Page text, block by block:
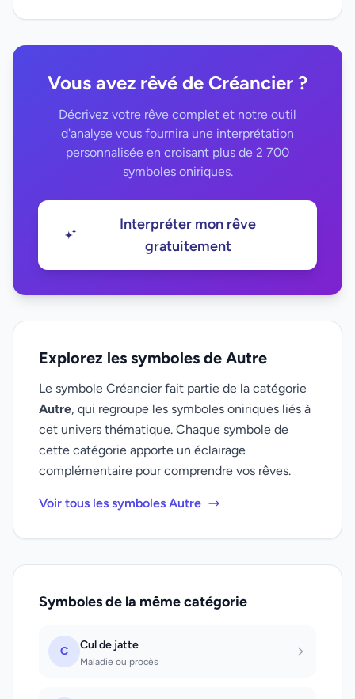
Vous avez rêvé de Créancier ?
Décrivez votre rêve complet et notre outil
d'analyse vous fournira une interprétation
personnalisée en croisant plus de 2 700
symboles oniriques.
Interpréter mon rêve
gratuitement
Explorez les symboles de Autre
Le symbole Créancier fait partie de la catégorie
Autre, qui regroupe les symboles oniriques liés à
cet univers thématique. Chaque symbole de
cette catégorie apporte un éclairage
complémentaire pour comprendre vos rêves.
Voir tous les symboles Autre
Symboles de la même catégorie
C Cul de jatte
Maladie ou procès